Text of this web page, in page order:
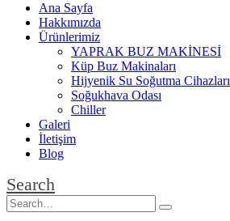
Ana Sayfa
Hakkımızda
Ürünlerimiz
YAPRAK BUZ MAKİNESİ
Küp Buz Makinaları
Hijyenik Su Soğutma Cihazları
Soğukhava Odası
Chiller
Galeri
İletişim
Blog
Search